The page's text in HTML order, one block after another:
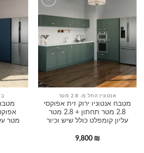
שלי
אנטוניו החל מ- 2.8 מטר
מטבח אנטוניו ירוק זית אפוקסי
2.8 מטר תחתון + 2.8 מטר
עליון קומפלט כולל שיש וכיור
9,800 ₪
מטר